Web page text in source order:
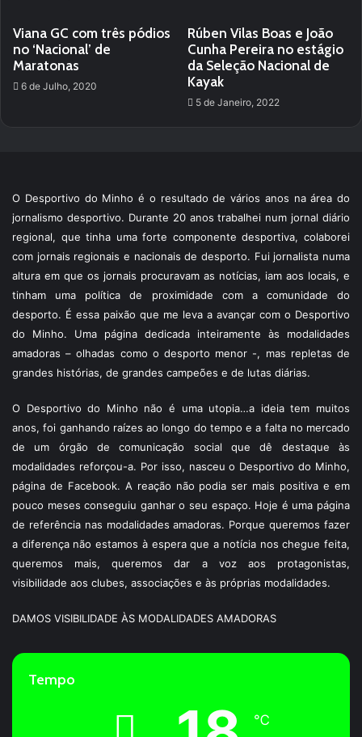
Viana GC com três pódios
no ‘Nacional’ de
Maratonas
6 de Julho, 2020
Rúben Vilas Boas e João
Cunha Pereira no estágio
da Seleção Nacional de
Kayak
5 de Janeiro, 2022
O Desportivo do Minho é o resultado de vários anos na área do
jornalismo desportivo. Durante 20 anos trabalhei num jornal diário
regional, que tinha uma forte componente desportiva, colaborei
com jornais regionais e nacionais de desporto. Fui jornalista numa
altura em que os jornais procuravam as notícias, iam aos locais, e
tinham uma política de proximidade com a comunidade do
desporto. É essa paixão que me leva a avançar com o Desportivo
do Minho. Uma página dedicada inteiramente às modalidades
amadoras – olhadas como o desporto menor -, mas repletas de
grandes histórias, de grandes campeões e de lutas diárias.
O Desportivo do Minho não é uma utopia…a ideia tem muitos
anos, foi ganhando raízes ao longo do tempo e a falta no mercado
de um órgão de comunicação social que dê destaque às
modalidades reforçou-a. Por isso, nasceu o Desportivo do Minho,
página de Facebook. A reação não podia ser mais positiva e em
pouco meses conseguiu ganhar o seu espaço. Hoje é uma página
de referência nas modalidades amadoras. Porque queremos fazer
a diferença não estamos à espera que a notícia nos chegue feita,
queremos mais, queremos dar a voz aos protagonistas,
visibilidade aos clubes, associações e às próprias modalidades.
DAMOS VISIBILIDADE ÀS MODALIDADES AMADORAS
Tempo
℃